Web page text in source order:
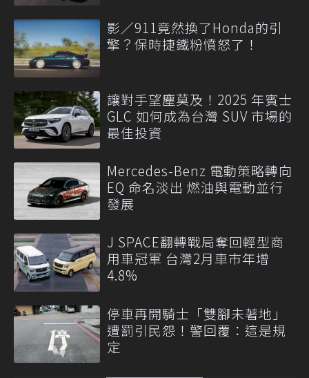
影／911竟然換了Honda的引
擎？保時捷鐵粉憤怒了！
讓對手望塵莫及！2025 年賓士
GLC 如何成為台灣 SUV 市場的
最佳投資
Mercedes-Benz 電動策略轉向
EQ 命名淡出 燃油與電動並行
發展
J SPACE翻轉戰局奪回輕型商
用車冠軍 台灣2月車市年增
4.8%
停車再開騎士「雙腳未著地」
遭罰引民怨！警回覆：這是規
定